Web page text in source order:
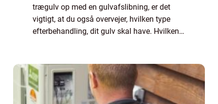
trægulv op med en gulvafslibning, er det
vigtigt, at du også overvejer, hvilken type
efterbehandling, dit gulv skal have. Hvilken